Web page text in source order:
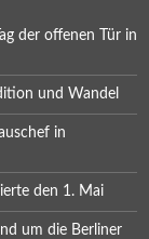
der offenen Tür in
und Wandel
in
den 1. Mai
um die Berliner